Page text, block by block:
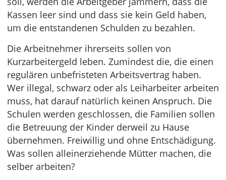
Kassen leer sind und dass sie kein Geld haben,
um die entstandenen Schulden zu bezahlen.
Die Arbeitnehmer ihrerseits sollen von
Kurzarbeitergeld leben. Zumindest die, die einen
regulären unbefristeten Arbeitsvertrag haben.
Wer illegal, schwarz oder als Leiharbeiter arbeiten
muss, hat darauf natürlich keinen Anspruch. Die
Schulen werden geschlossen, die Familien sollen
die Betreuung der Kinder derweil zu Hause
übernehmen. Freiwillig und ohne Entschädigung.
Was sollen alleinerziehende Mütter machen, die
selber arbeiten?